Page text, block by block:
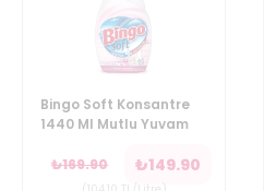
Bingo Soft Konsantre
1440 Ml Mutlu Yuvam
₺169.90 ₺149.90